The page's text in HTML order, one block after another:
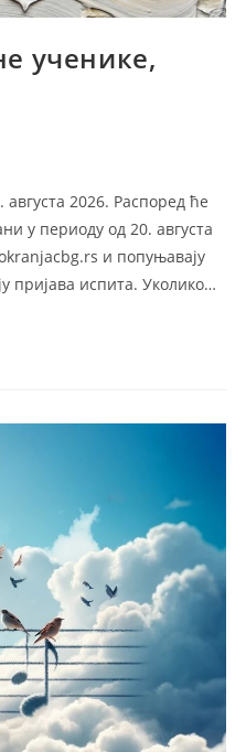
ученике,
2026. Распоред ће
у периоду од 20. августа
и попуњавају
пријава испита. Уколико…